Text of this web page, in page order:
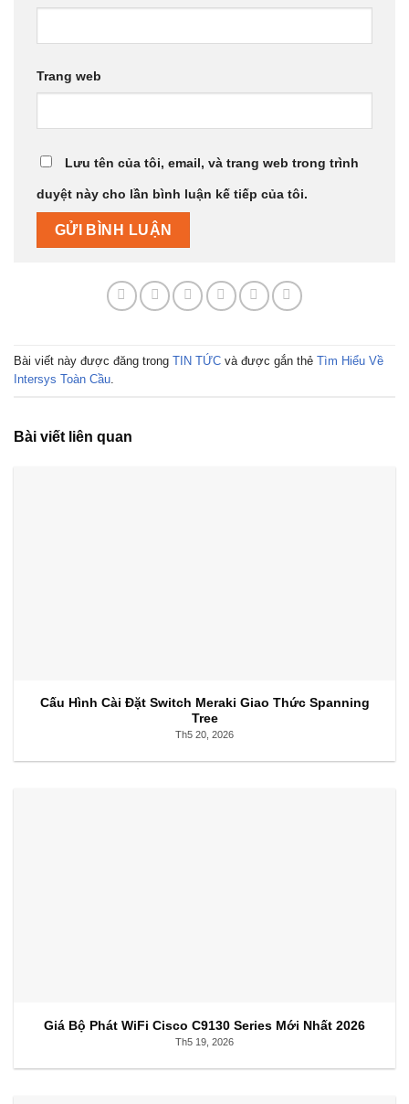
Trang web
Lưu tên của tôi, email, và trang web trong trình
duyệt này cho lần bình luận kế tiếp của tôi.
Bài viết này được đăng trong TIN TỨC và được gắn thẻ Tìm Hiểu Về
Intersys Toàn Cầu
Bài viết liên quan
Cấu Hình Cài Đặt Switch Meraki Giao Thức Spanning
Tree
Th5 20, 2026
Giá Bộ Phát WiFi Cisco C9130 Series Mới Nhất 2026
Th5 19, 2026